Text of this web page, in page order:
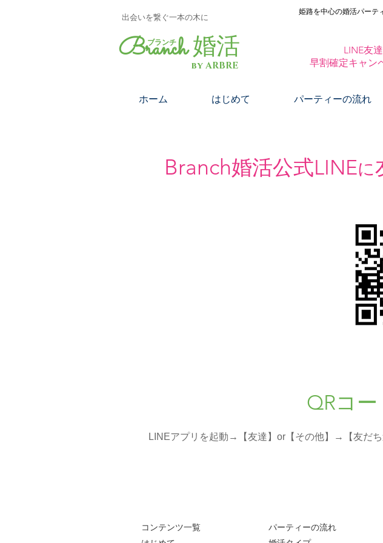
Branch婚活
​ブランチ
by ARBRE
​出会いを繋ぐ一本の木に
姫路を中心の婚活パーテ
ホーム はじめて パーティーの流れ
LINE友
早割確定キャン
Branch婚活公式LINEに
QRコ
LINEアプリを起動→【友達】or【その他】→【友だ
コンテンツ一覧
​パーティーの流れ